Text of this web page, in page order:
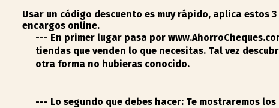
Usar un código descuento es muy rápido, aplica estos
encargos online.
--- En primer lugarpasa por
tiendas que venden lo que necesitas. Tal vez
otra forma no hubieras conocido.
--- Lo segundo que debes hacer:Te mostraremos los